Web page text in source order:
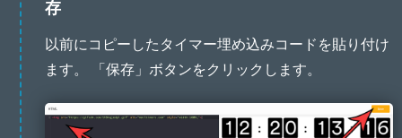
存
以前にコピーしたタイマー埋め込みコードを貼り付け
ます。 「保存」ボタンをクリックします。